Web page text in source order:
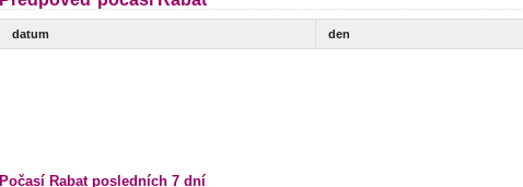
datum den
Počasí Rabat posledních 7 dní